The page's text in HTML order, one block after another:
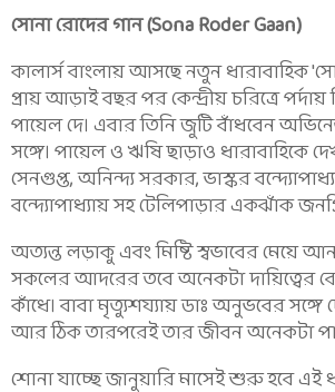
সোনা রোদের গান (Sona Roder Gaan)
কালার্স বাংলায় আসছে নতুন ধারাবাহিক
প্রায় আড়াই বছর পর কেন্দ্রীয় চরিত্রে
পায়েল দে। এবার তিনি জুটি বাঁধবেন
সঙ্গে। পায়েল ও ঋষি ছাড়াও ধারাবাহিকে
সেনগুপ্ত, অনিন্দ্য সরকার, ভাস্কর
বন্দ্যোপাধ্যায় সহ টেলিপাড়ার একঝাঁক
অত্যন্ত লড়াকু এবং মিষ্টি স্বভাবের মেয়ে
সকলের আদরের তবে অনেকটা দায়িত্বের
কাঁধে। বাবা মৃত্যুশয্যায় ডাঃ অনুভবের সঙ্গে
আর ঠিক তারপরেই তার জীবন অনেকটা
শোনা যাচ্ছে জানুয়ারি মাসেই শুরু হবে এই